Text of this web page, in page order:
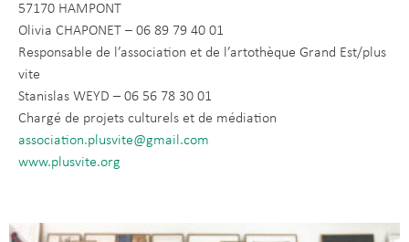
57170 HAMPONT
Olivia CHAPONET – 06 89 79 40 01
Responsable de l’association et de l’artothèque Grand Est/plus
vite
Stanislas WEYD – 06 56 78 30 01
Chargé de projets culturels et de médiation
association.plusvite@gmail.com
www.plusvite.org